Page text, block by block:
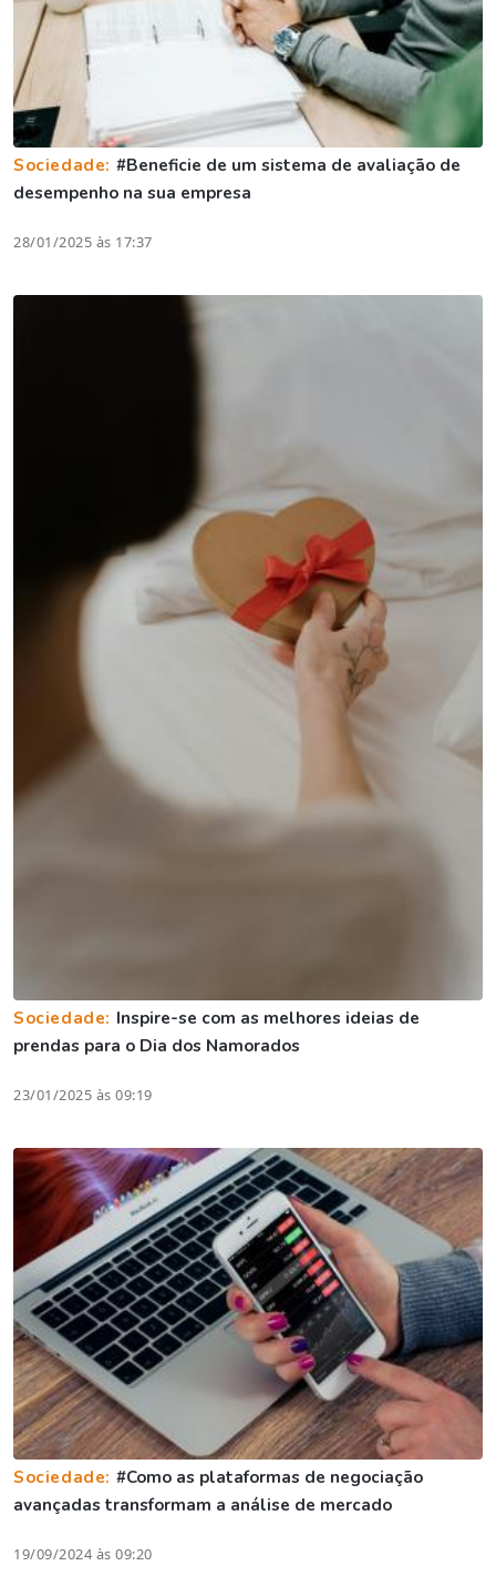
Sociedade: #Beneficie de um sistema de avaliação de
desempenho na sua empresa
28/01/2025 às 17:37
Sociedade: Inspire-se com as melhores ideias de
prendas para o Dia dos Namorados
23/01/2025 às 09:19
Sociedade: #Como as plataformas de negociação
avançadas transformam a análise de mercado
19/09/2024 às 09:20